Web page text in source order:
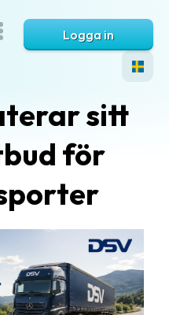
Logga in
sitt
för